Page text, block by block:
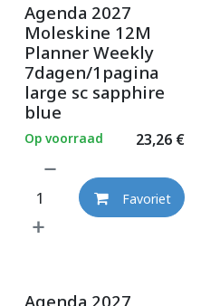
Agenda 2027
Moleskine 12M
Planner Weekly
7dagen/1pagina
large sc sapphire
blue
23,26€
Op voorraad
Favoriet
Agenda 2027